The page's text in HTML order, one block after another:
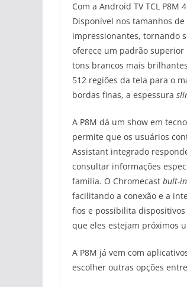
Com a Android TV TCL
Disponível nos tamanhos de
impressionantes, tornando
oferece um padrão
tons brancos mais
512 regiões da tela para o
bordas finas, a espessura
A P8M dá um show em
permite que os usuários
Assistant integrado
consultar informações
família. O Chromecast bult-in
facilitando a conexão e a
fios e possibilita
que eles estejam próximos
A P8M já vem com
escolher outras opções